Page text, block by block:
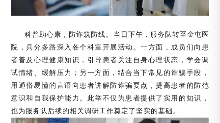
科普助心康，防诈筑防线。当日下午，服务队转至金屯医
院，兵分多路深入各个科室开展活动。一方面，成员们向患
者普及心理健康知识，引导患者关注自身心理状态，学会调
试情绪、缓解压力；另一方面，结合当下常见的诈骗手段，
用通俗易懂的言语向患者讲解防诈骗要点，提高患者的防范
意识和自我保护能力。此举不仅为患者提供了实用的知识，
也为服务队后续的相关调研工作奠定了坚实的基础。